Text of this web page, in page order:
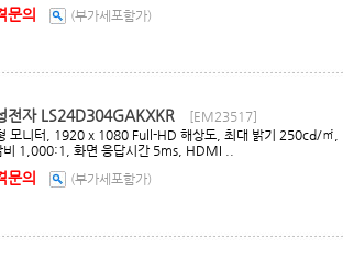
문의 (부가세포함가)
전자 LS24D304GAKXKR
[EM23517]
모니터, 1920 x 1080 Full-HD 해상도, 최대 밝기 250cd/㎡,
비 1,000:1, 화면 응답시간 5ms, HDMI ..
문의 (부가세포함가)